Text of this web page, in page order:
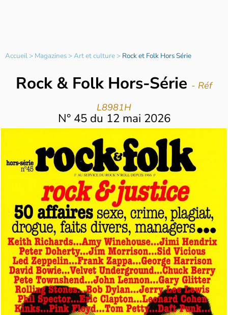
Accueil> Magazines>Art et culture> Rock et Folk Hors Série
Rock & Folk Hors-Série - Réf
L8981H
N° 45du 12 mai 2026